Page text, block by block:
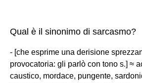
Qual è il sinonimo di sarcasmo?
- [che esprime una derisione
provocatoria: gli parlò con tono s.] ≈
caustico, mordace, pungente,